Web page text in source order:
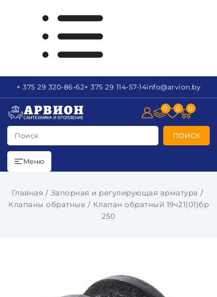
+ 375 29 320-86-62+ 375 29 114-57-14info@arvion.by
Поиск ПОИСК
0 0 0
Меню
Главная
Запорная и регулирующая арматура
Клапаны обратные
Клапан обратный 19ч21(01)бр
250